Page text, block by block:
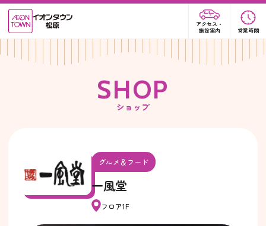
アクセス・
施設案内
営業時間
SHOP
ショップ
グルメ＆フード
一風堂
フロア1F